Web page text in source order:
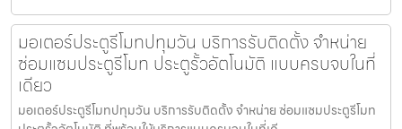
มอเตอร์ประตูรีโมทปทุมวัน บริการรับติดตั้ง จำหน่าย
ซ่อมแซมประตูรีโมท ประตูรั้วอัตโนมัติ แบบครบจบในที่
เดียว
มอเตอร์ประตูรีโมทปทุมวัน บริการรับติดตั้ง จำหน่าย ซ่อมแซมประตูรีโมท